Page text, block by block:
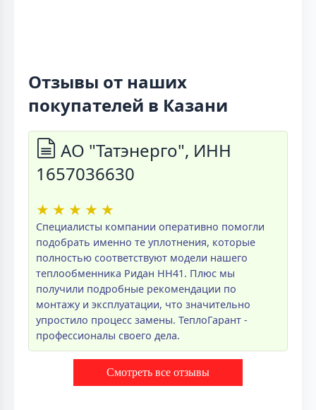
Отзывы от наших
покупателей в Казани
АО "Татэнерго", ИНН
1657036630
★ ★ ★ ★ ★
Специалисты компании оперативно помогли
подобрать именно те уплотнения, которые
полностью соответствуют модели нашего
теплообменника Ридан НН41. Плюс мы
получили подробные рекомендации по
монтажу и эксплуатации, что значительно
упростило процесс замены. ТеплоГарант -
профессионалы своего дела.
Смотреть все отзывы